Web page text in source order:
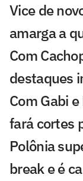
Vice de
amarga a
Com
destaques
Com Gabi
fará cortes
Polônia
break e é